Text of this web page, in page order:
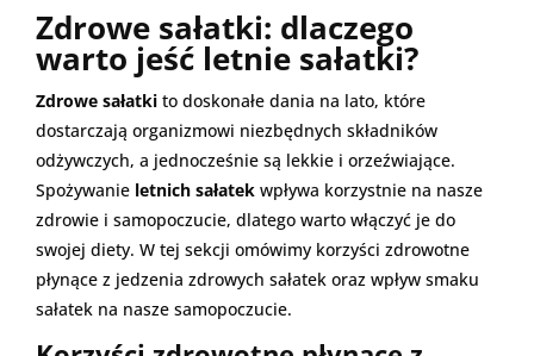
Zdrowe sałatki: dlaczego
warto jeść letnie sałatki?
Zdrowe sałatki to doskonałe dania na lato, które
dostarczają organizmowi niezbędnych składników
odżywczych, a jednocześnie są lekkie i orzeźwiające.
Spożywanie letnich sałatek wpływa korzystnie na nasze
zdrowie i samopoczucie, dlatego warto włączyć je do
swojej diety. W tej sekcji omówimy korzyści zdrowotne
płynące z jedzenia zdrowych sałatek oraz wpływ smaku
sałatek na nasze samopoczucie.